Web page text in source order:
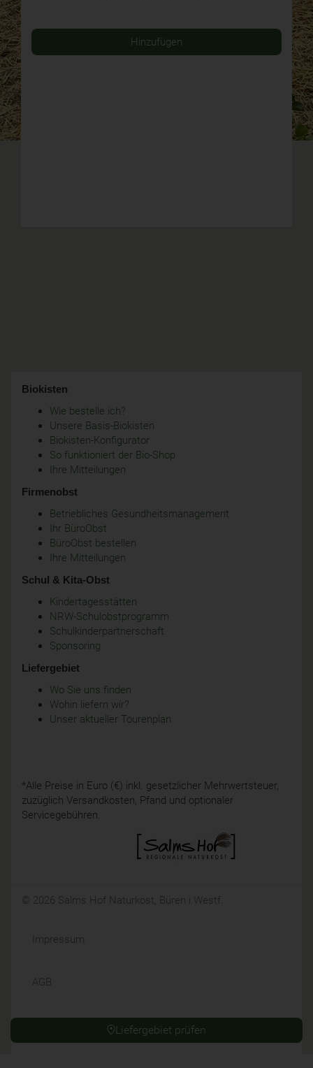
Hinzufügen
Liefergebiet prüfen
Biokisten
Wie bestelle ich?
Unsere Basis-Biokisten
Biokisten-Konfigurator
So funktioniert der Bio-Shop
Ihre Mitteilungen
Firmenobst
Betriebliches Gesundheitsmanagement
Ihr BüroObst
BüroObst bestellen
Ihre Mitteilungen
Schul & Kita-Obst
Kindertagesstätten
NRW-Schulobstprogramm
Schulkinderpartnerschaft
Sponsoring
Liefergebiet
Wo Sie uns finden
Wohin liefern wir?
Unser aktueller Tourenplan
*Alle Preise in Euro (€) inkl. gesetzlicher Mehrwertsteuer,
zuzüglich Versandkosten, Pfand und optionaler
Servicegebühren.
© 2026 Salms Hof Naturkost, Büren i.Westf.
Impressum
AGB